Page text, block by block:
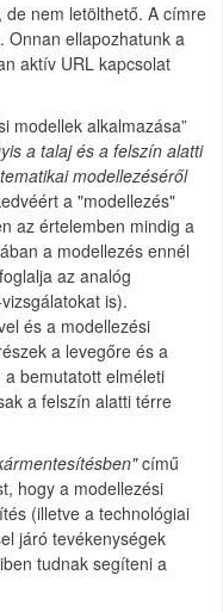
de nem letölthető. A címre
Onnan ellapozhatunk a
aktív URL kapcsolat
modellek alkalmazása”
a talaj és a felszín alatti
modellezéséről
a "modellezés"
az értelemben mindig a
a modellezés ennél
az analóg
is).
és a modellezési
a levegőre és a
bemutatott elméleti
a felszín alatti térre
című
hogy a modellezési
(illetve a technológiai
járó tevékenységek
tudnak segíteni a